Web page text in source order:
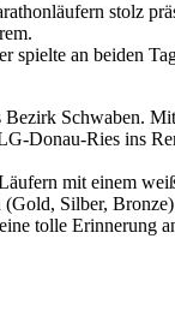
stolz
an beiden
Schwaben.
Donau-Ries ins
mit einem
Silber,
tolle Erinnerung